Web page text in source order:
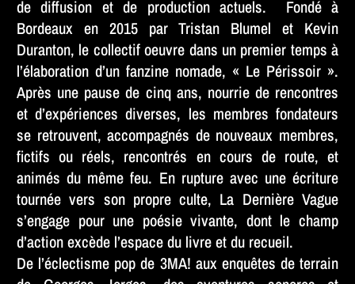
de diffusion et de production actuels. Fondé à
Bordeaux en 2015 par Tristan Blumel et Kevin
Duranton, le collectif oeuvre dans un premier temps à
l’élaboration d’un fanzine nomade, « Le Périssoir ».
Après une pause de cinq ans, nourrie de rencontres
et d’expériences diverses, les membres fondateurs
se retrouvent, accompagnés de nouveaux membres,
fictifs ou réels, rencontrés en cours de route, et
animés du même feu. En rupture avec une écriture
tournée vers son propre culte, La Dernière Vague
s’engage pour une poésie vivante, dont le champ
d’action excède l’espace du livre et du recueil.
De l’éclectisme pop de 3MA! aux enquêtes de terrain